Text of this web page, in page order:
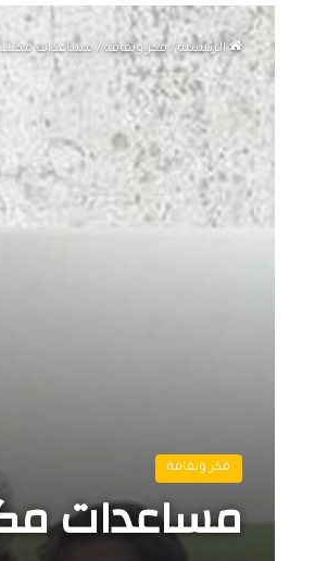
الرئيسية / فكر وثقافة / مساعدات مكتب
فكر وثقافة
مساعدات